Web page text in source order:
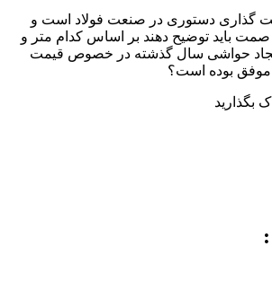
گذاری دستوری در صنعت فولاد است و
صمت باید توضیح دهند بر اساس کدام متر و
ایجاد حواشی سال گذشته در خصوص قیمت
موفق بوده است؟
بگذارید